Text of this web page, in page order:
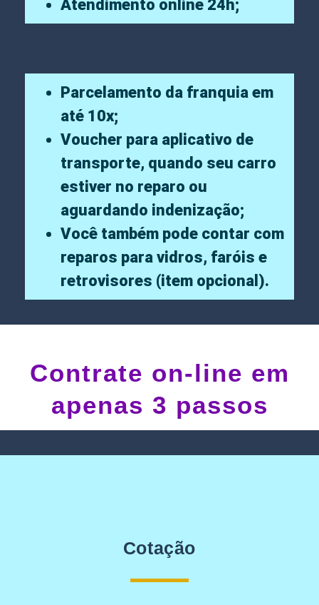
Atendimento online 24h;
Parcelamento da franquia em
até 10x;
Voucher para aplicativo de
transporte, quando seu carro
estiver no reparo ou
aguardando indenização;
Você também pode contar com
reparos para vidros, faróis e
retrovisores (item opcional).
Contrate on-line em
apenas 3 passos
Cotação